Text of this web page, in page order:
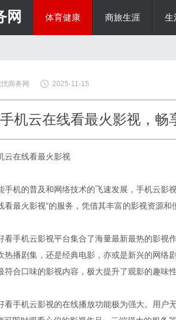
网 体育健康 商旅生涯 生
商务网 2025-11-15
机云在线看最火影视，畅
云在线看最火影视
手机的普及和网络技术的飞速发展，手机云影
看最火影视”的服务，凭借其丰富的影视资源
看手机云影视平台集合了海量最新最热的影视
热播剧集，还是经典电影，亦或是新兴的网络
符合口味的影视内容，极大提升了观影的趣味
看手机云影视的在线播放功能极为强大。用户